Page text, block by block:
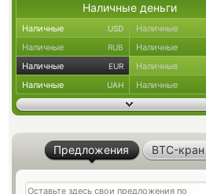
Наличные деньги
Наличные USD Наличные
Наличные RUB Наличные
Наличные EUR Наличные
Наличные UAH Наличные
Предложения BTC-кран